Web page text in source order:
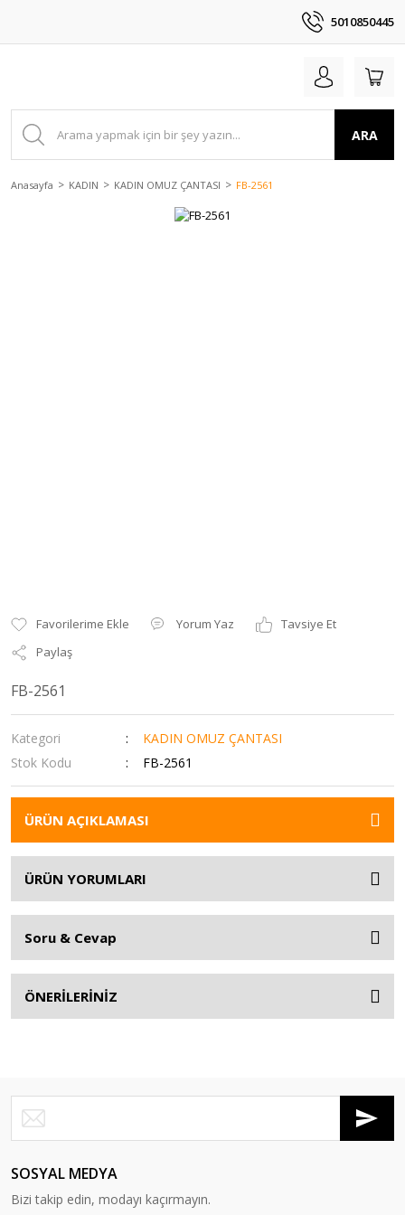
5010850445
ARA
Anasayfa KADIN KADIN OMUZ ÇANTASI FB-2561
Yorum Yaz
Tavsiye Et
Paylaş
FB-2561
Kategori
KADIN OMUZ ÇANTASI
Stok Kodu
FB-2561
ÜRÜN AÇIKLAMASI
ÜRÜN YORUMLARI
Soru & Cevap
ÖNERİLERİNİZ
SOSYAL MEDYA
Bizi takip edin, modayı kaçırmayın.